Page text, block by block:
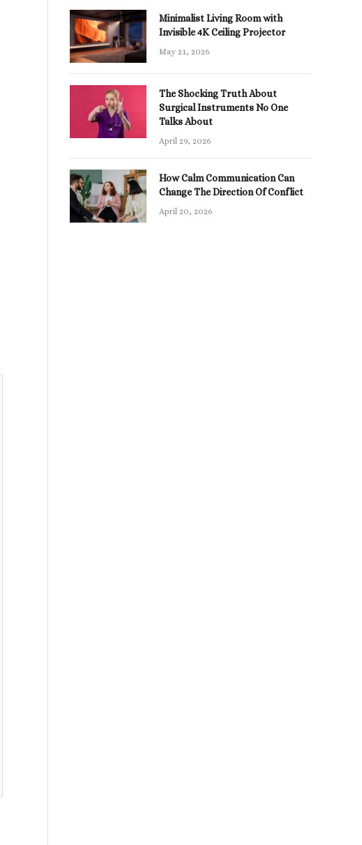
Minimalist Living Room with
Invisible 4K Ceiling Projector
May 21, 2026
The Shocking Truth About
Surgical Instruments No One
Talks About
April 29, 2026
How Calm Communication Can
Change The Direction Of Conflict
April 20, 2026